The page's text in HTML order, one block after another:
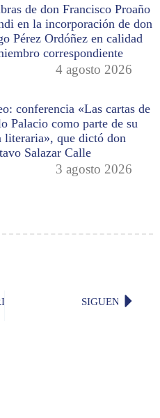
de don Francisco Proaño
en la incorporación de don
Pérez Ordóñez en calidad
correspondiente
4 agosto 2026
conferencia «Las cartas de
Palacio como parte de su
literaria», que dictó don
Salazar Calle
3 agosto 2026
«Mundo nuevo» (Pilar Paz Pasamar)
SIGUENTE¿Se